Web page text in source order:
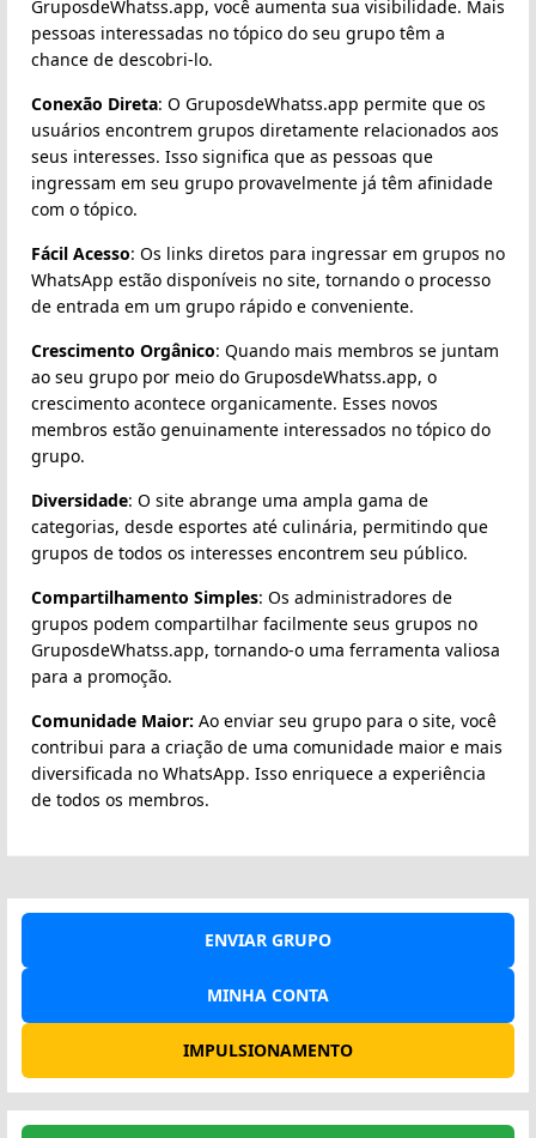
GruposdeWhatss.app, você aumenta sua visibilidade. Mais
pessoas interessadas no tópico do seu grupo têm a
chance de descobri-lo.
Conexão Direta: O GruposdeWhatss.app permite que os
usuários encontrem grupos diretamente relacionados aos
seus interesses. Isso significa que as pessoas que
ingressam em seu grupo provavelmente já têm afinidade
com o tópico.
Fácil Acesso: Os links diretos para ingressar em grupos no
WhatsApp estão disponíveis no site, tornando o processo
de entrada em um grupo rápido e conveniente.
Crescimento Orgânico: Quando mais membros se juntam
ao seu grupo por meio do GruposdeWhatss.app, o
crescimento acontece organicamente. Esses novos
membros estão genuinamente interessados no tópico do
grupo.
Diversidade: O site abrange uma ampla gama de
categorias, desde esportes até culinária, permitindo que
grupos de todos os interesses encontrem seu público.
Compartilhamento Simples: Os administradores de
grupos podem compartilhar facilmente seus grupos no
GruposdeWhatss.app, tornando-o uma ferramenta valiosa
para a promoção.
Comunidade Maior: Ao enviar seu grupo para o site, você
contribui para a criação de uma comunidade maior e mais
diversificada no WhatsApp. Isso enriquece a experiência
de todos os membros.
ENVIAR GRUPO
MINHA CONTA
IMPULSIONAMENTO